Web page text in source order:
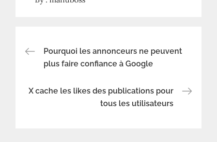
Navigation
de
Pourquoi les annonceurs ne peuvent
plus faire confiance à Google
X cache les likes des publications pour
tous les utilisateurs